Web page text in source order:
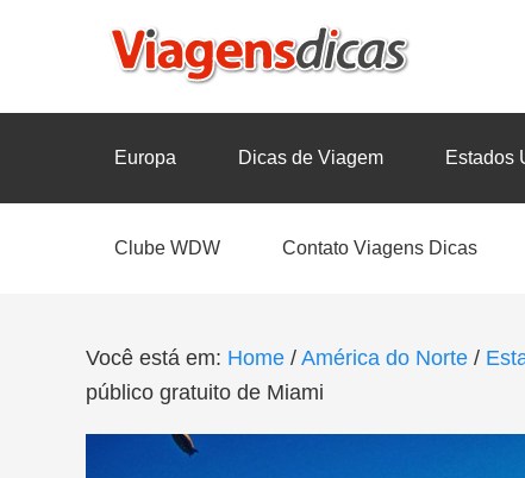
Europa Dicas de Viagem Estados
Clube WDW Contato Viagens Dicas
Você está em: Home / América do Norte /
público gratuito de Miami